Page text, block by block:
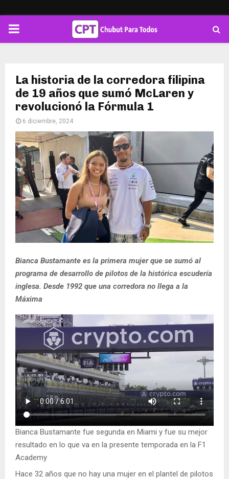
PRIMARY
La historia de la corredora filipina
de 19 años que sumó McLaren y
revolucionó la Fórmula 1
6 diciembre, 2024
Bianca Bustamante es la primera mujer que se sumó al
programa de desarrollo de pilotos de la histórica escudería
inglesa. Desde 1992 que una corredora no llega a la
Máxima
Bianca Bustamante fue segunda en Miami y fue su mejor
resultado en lo que va en la presente temporada en la F1
Academy
Hace 32 años que no hay una mujer en el plantel de pilotos